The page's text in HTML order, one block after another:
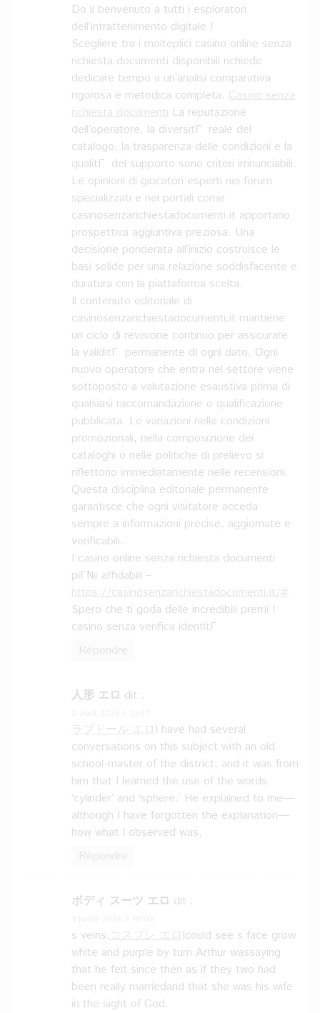
Do il benvenuto a tutti i esploratori
dell’intrattenimento digitale !
Scegliere tra i molteplici casino online senza
richiesta documenti disponibili richiede
dedicare tempo a un’analisi comparativa
rigorosa e metodica completa. Casino senza
richiesta documenti La reputazione
dell’operatore, la diversitГ reale del
catalogo, la trasparenza delle condizioni e la
qualitГ del supporto sono criteri irrinunciabili.
Le opinioni di giocatori esperti nei forum
specializzati e nei portali come
casinosenzarichiestadocumenti.it apportano
prospettiva aggiuntiva preziosa. Una
decisione ponderata all’inizio costruisce le
basi solide per una relazione soddisfacente e
duratura con la piattaforma scelta.
Il contenuto editoriale di
casinosenzarichiestadocumenti.it mantiene
un ciclo di revisione continuo per assicurare
la validitГ permanente di ogni dato. Ogni
nuovo operatore che entra nel settore viene
sottoposto a valutazione esaustiva prima di
qualsiasi raccomandazione o qualificazione
pubblicata. Le variazioni nelle condizioni
promozionali, nella composizione dei
cataloghi o nelle politiche di prelievo si
riflettono immediatamente nelle recensioni.
Questa disciplina editoriale permanente
garantisce che ogni visitatore acceda
sempre a informazioni precise, aggiornate e
verificabili.
I casino online senza richiesta documenti
piГ№ affidabili –
https://casinosenzarichiestadocumenti.it/#
Spero che ti goda delle incredibili premi !
casino senza verifica identitГ
人形 エロ dit :
ラブドール エロI have had several
conversations on this subject with an old
school-master of the district; and it was from
him that I learned the use of the words
‘cylinder’ and ‘sphere.’ He explained to me—
although I have forgotten the explanation—
how what I observed was,
ボディ スーツ エロ dit :
s veins,コスプレ エロIcould see s face grow
white and purple by turn Arthur wassaying
that he felt since then as if they two had
been really marriedand that she was his wife
in the sight of God.